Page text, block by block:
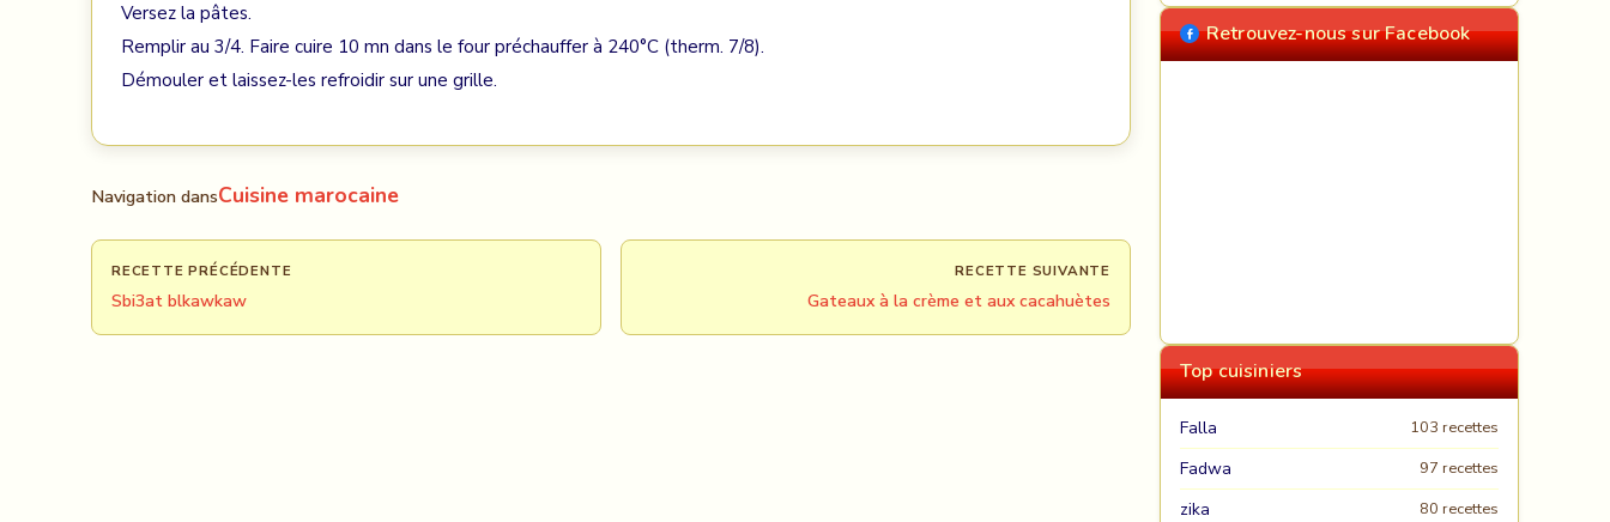
Versez la pâtes.
Remplir au 3/4. Faire cuire 10 mn dans le four préchauffer à 240°C (therm. 7/8).
Démouler et laissez-les refroidir sur une grille.
Navigation dansCuisine marocaine
RECETTE PRÉCÉDENTE
Sbi3at blkawkaw
RECETTE SUIVANTE
Gateaux à la crème et aux cacahuètes
Retrouvez-nous sur Facebook
Top cuisiniers
Falla 103 recettes
Fadwa 97 recettes
zika 80 recettes